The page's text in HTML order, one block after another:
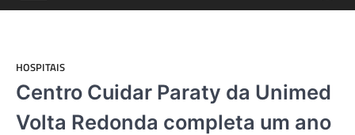
HOSPITAIS
Centro Cuidar Paraty da Unimed
Volta Redonda completa um ano